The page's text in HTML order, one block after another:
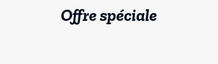
Offre spéciale